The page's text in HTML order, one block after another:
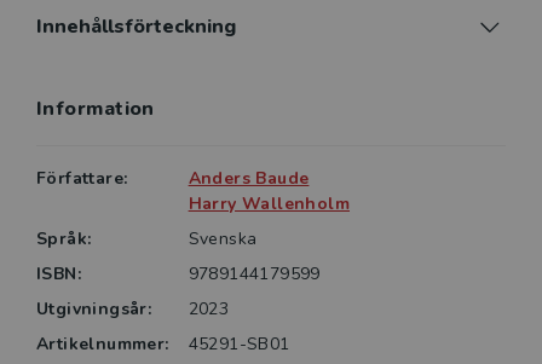
design av den egna strategiprocessen.
implementering av en ny strategi är att chefer,
strategiprocessens olika faser. Denna typ av
involvering har underlättats av framväxten av nya
digitala verktyg för kommunikation samt en ökad
digital mognad hos chefer och medarbetare.
Innehållsförteckning
Information
Författare:
Anders Baude
Harry Wallenholm
Språk:
Svenska
ISBN:
9789144179599
Utgivningsår:
2023
Artikelnummer:
45291-SB01